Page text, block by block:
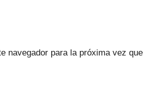
navegador para la próxima vez que